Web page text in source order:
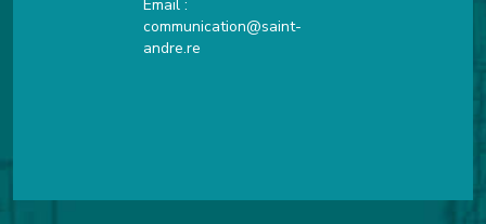
Email :
communication@saint-
andre.re